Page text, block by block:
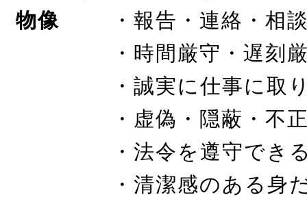
物像
・報告・連絡・相
・時間厳守・遅刻
・誠実に仕事に取
・虚偽・隠蔽・不
・法令を遵守でき
・清潔感のある身